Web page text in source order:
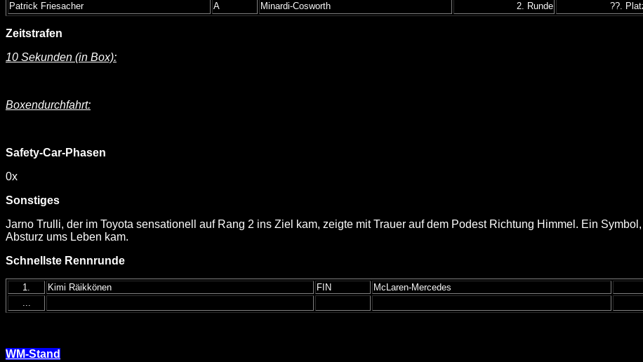
Patrick Friesacher
A Minardi-Cosworth 2. Runde ??.
Zeitstrafen
10 Sekunden (in Box):
Boxendurchfahrt:
Safety-Car-Phasen
0x
Sonstiges
Jarno Trulli, der im Toyota sensationell auf Rang 2 ins Ziel kam, zeigte mit Trauer auf dem Podest Richtung Himmel. Ein
Absturz ums Leben kam.
Schnellste Rennrunde
1. Kimi Räikkönen FIN McLaren-Mercedes
...
WM-Stand